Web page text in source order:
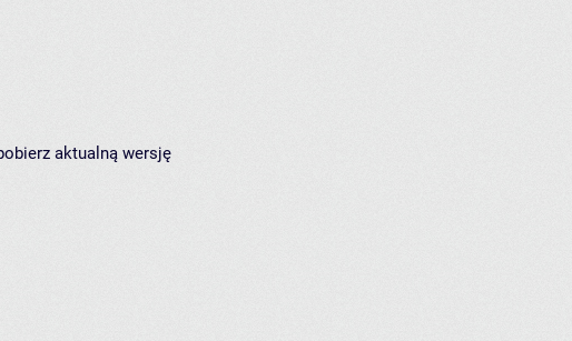
aktualną wersję